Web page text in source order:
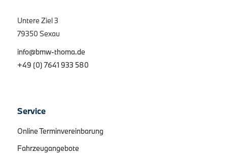
Untere Ziel 3
79350 Sexau
info@bmw-thoma.de
+49 (0) 7641 933 580
Service
Online Terminvereinbarung
Fahrzeugangebote